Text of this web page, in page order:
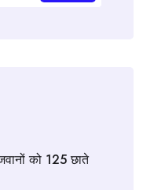
को 125 छाते